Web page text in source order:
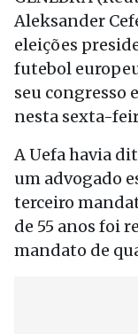
Aleksander
eleições
futebol
seu congresso
nesta sexta-
A Uefa havia
um advogado
terceiro
de 55 anos foi
mandato de